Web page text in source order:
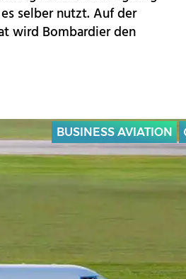
selber nutzt. Auf der
wird Bombardier den
BUSINESS AVIATION